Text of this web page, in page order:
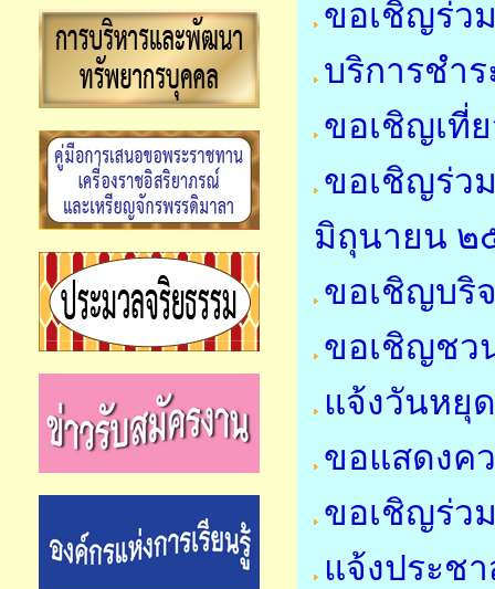
ขอเชิญร่ว
บริการชำ
ขอเชิญเที่
ขอเชิญร่ว
มิถุนายน ๒
ขอเชิญบริ
ขอเชิญชว
แจ้งวันหยุ
ขอแสดงค
ขอเชิญร่ว
แจ้งประช